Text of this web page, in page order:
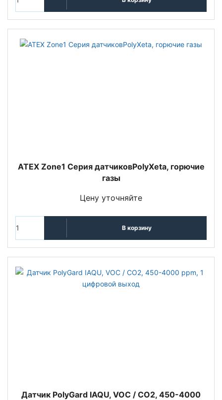
ATEX Zone1 Серия датчиковPolyXeta, горючие
газы
Цену уточняйте
В корзину
Датчик PolyGard IAQU, VOC / CO2, 450-4000